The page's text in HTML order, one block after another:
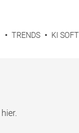
TRENDS KI